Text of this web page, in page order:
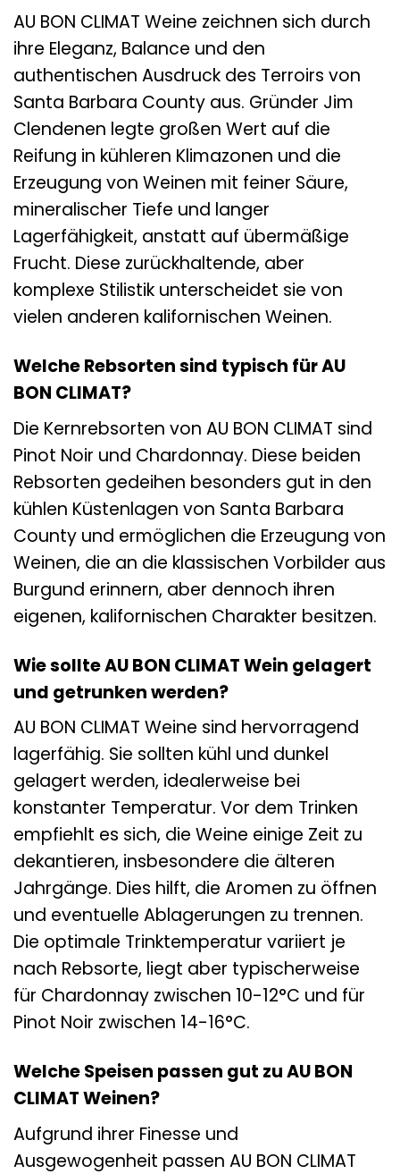
AU BON CLIMAT Weine zeichnen sich durch
ihre Eleganz, Balance und den
authentischen Ausdruck des Terroirs von
Santa Barbara County aus. Gründer Jim
Clendenen legte großen Wert auf die
Reifung in kühleren Klimazonen und die
Erzeugung von Weinen mit feiner Säure,
mineralischer Tiefe und langer
Lagerfähigkeit, anstatt auf übermäßige
Frucht. Diese zurückhaltende, aber
komplexe Stilistik unterscheidet sie von
vielen anderen kalifornischen Weinen.
Welche Rebsorten sind typisch für AU
BON CLIMAT?
Die Kernrebsorten von AU BON CLIMAT sind
Pinot Noir und Chardonnay. Diese beiden
Rebsorten gedeihen besonders gut in den
kühlen Küstenlagen von Santa Barbara
County und ermöglichen die Erzeugung von
Weinen, die an die klassischen Vorbilder aus
Burgund erinnern, aber dennoch ihren
eigenen, kalifornischen Charakter besitzen.
Wie sollte AU BON CLIMAT Wein gelagert
und getrunken werden?
AU BON CLIMAT Weine sind hervorragend
lagerfähig. Sie sollten kühl und dunkel
gelagert werden, idealerweise bei
konstanter Temperatur. Vor dem Trinken
empfiehlt es sich, die Weine einige Zeit zu
dekantieren, insbesondere die älteren
Jahrgänge. Dies hilft, die Aromen zu öffnen
und eventuelle Ablagerungen zu trennen.
Die optimale Trinktemperatur variiert je
nach Rebsorte, liegt aber typischerweise
für Chardonnay zwischen 10-12°C und für
Pinot Noir zwischen 14-16°C.
Welche Speisen passen gut zu AU BON
CLIMAT Weinen?
Aufgrund ihrer Finesse und
Ausgewogenheit passen AU BON CLIMAT